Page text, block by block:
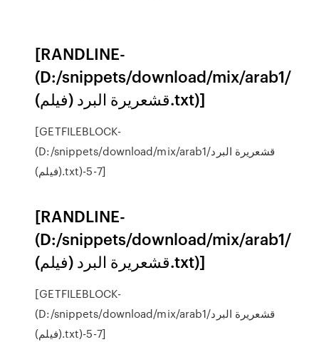
[RANDLINE-
(D:/snippets/download/mix/arab1/
قشعريرة البرد (فيلم).txt)]
[GETFILEBLOCK-
(D:/snippets/download/mix/arab1/قشعريرة البرد
(فيلم).txt)-5-7]
[RANDLINE-
(D:/snippets/download/mix/arab1/
قشعريرة البرد (فيلم).txt)]
[GETFILEBLOCK-
(D:/snippets/download/mix/arab1/قشعريرة البرد
(فيلم).txt)-5-7]